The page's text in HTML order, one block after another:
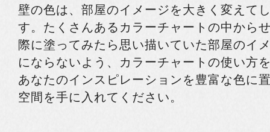
壁の色は、部屋のイメージを大きく変えて
す。たくさんあるカラーチャートの中から
際に塗ってみたら思い描いていた部屋のイ
にならないよう、カラーチャートの使い方
あなたのインスピレーションを豊富な色に
空間を手に入れてください。